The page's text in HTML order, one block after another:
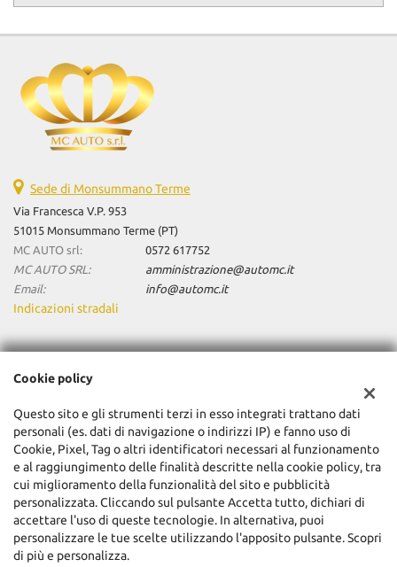
Sede di Monsummano Terme
Via Francesca V.P. 953
51015 Monsummano Terme (PT)
MC AUTO srl:
0572 617752
MC AUTO SRL:
amministrazione@automc.it
Email:
info@automc.it
Indicazioni stradali
Dati fiscali:
Via Francesca V.P. 953, Monsummano Terme (PT)
C.F/P.IVA:01904480470
Registro delle imprese:PT
Cookie policy
Questo sito e gli strumenti terzi in esso integrati trattano dati
personali (es. dati di navigazione o indirizzi IP) e fanno uso di
Cookie, Pixel, Tag o altri identificatori necessari al funzionamento
e al raggiungimento delle finalità descritte nella cookie policy, tra
cui miglioramento della funzionalità del sito e pubblicità
personalizzata. Cliccando sul pulsante Accetta tutto, dichiari di
accettare l'uso di queste tecnologie. In alternativa, puoi
personalizzare le tue scelte utilizzando l'apposito pulsante. Scopri
di più e personalizza.